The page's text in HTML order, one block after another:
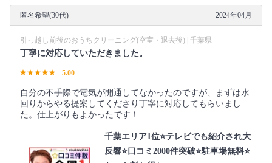
匿名希望(30代) 2024年04月
引っ越し前後のおうちクリーニング(空室・退去後) | 千葉県
丁寧に対応していただきました。
5.00
自分の不手際で電気が開通してなかったのですが、まずは水
回りからやる提案してくださり丁寧に対応してもらいまし
た。仕上がりもよかったです！
千葉エリア1位⭐テレビでも紹介され大
反響⭐️口コミ2000件突破⭐️駐車場無料⭐